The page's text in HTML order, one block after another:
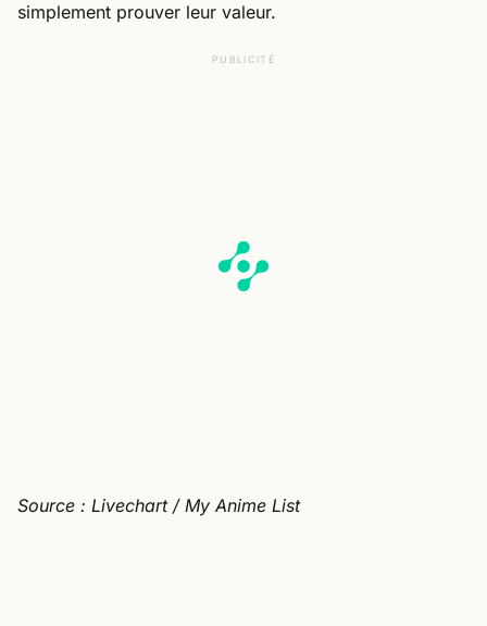
simplement prouver leur valeur.
PUBLICITÉ
Source : Livechart / My Anime List